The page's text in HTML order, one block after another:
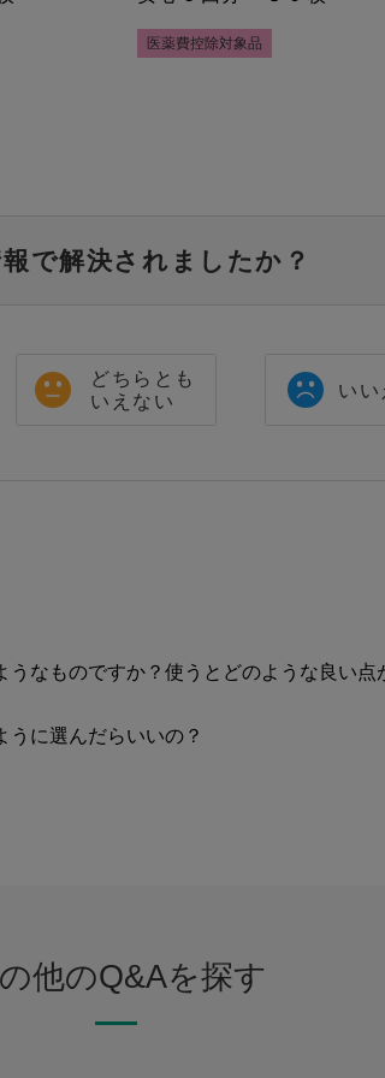
医薬費控除対象品
で解決されましたか？
どちらとも
いえない
いい
うなものですか？使うとどのような良い点
うに選んだらいいの？
他のQ&Aを探す